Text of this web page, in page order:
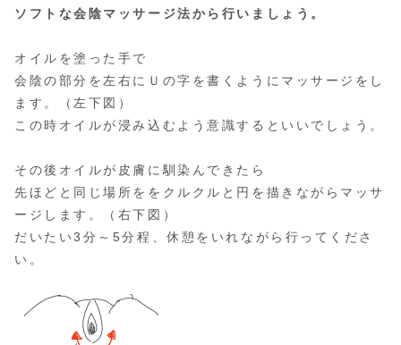
ソフトな会陰マッサージ法から行いましょう。
オイルを塗った手で
会陰の部分を左右にＵの字を書くようにマッサージをし
ます。（左下図）
この時オイルが浸み込むよう意識するといいでしょう。
その後オイルが皮膚に馴染んできたら
先ほどと同じ場所ををクルクルと円を描きながらマッサ
ージします。（右下図）
だいたい3分～5分程、休憩をいれながら行ってくださ
い。